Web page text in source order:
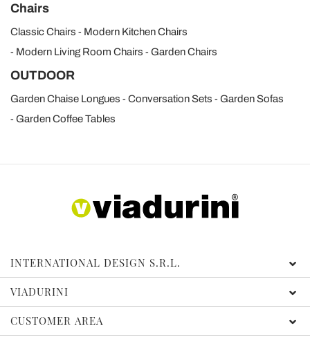
Chairs
Classic Chairs
Modern Kitchen Chairs
Modern Living Room Chairs
Garden Chairs
OUTDOOR
Garden Chaise Longues Conversation Sets
Garden Sofas
Garden Coffee Tables
INTERNATIONAL DESIGN S.R.L.
VIADURINI
CUSTOMER AREA